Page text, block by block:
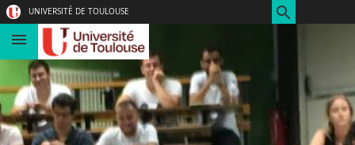
contenu
UNIVERSITÉ DE TOULOUSE